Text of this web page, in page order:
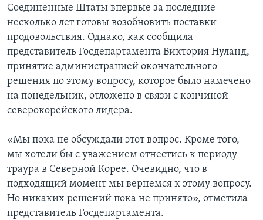
Соединенные Штаты впервые за последние
несколько лет готовы возобновить поставки
продовольствия. Однако, как сообщила
представитель Госдепартамента Виктория Нуланд,
принятие администрацией окончательного
решения по этому вопросу, которое было намечено
на понедельник, отложено в связи с кончиной
северокорейского лидера.
«Мы пока не обсуждали этот вопрос. Кроме того,
мы хотели бы с уважением отнестись к периоду
траура в Северной Корее. Очевидно, что в
подходящий момент мы вернемся к этому вопросу.
Но никаких решений пока не принято», отметила
представитель Госдепартамента.